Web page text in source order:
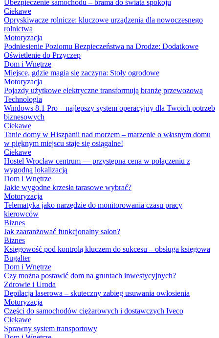
Ubezpieczenie samochodu – brama do świata spokoju
Ciekawe
Opryskiwacze rolnicze: kluczowe urządzenia dla nowoczesnego
rolnictwa
Motoryzacja
Podniesienie Poziomu Bezpieczeństwa na Drodze: Dodatkowe
Oświetlenie do Przyczep
Dom i Wnętrze
Miejsce, gdzie magia się zaczyna: Stoły ogrodowe
Motoryzacja
Pojazdy użytkowe elektryczne transformują branżę przewozową
Technologia
Windows 8.1 Pro – najlepszy system operacyjny dla Twoich potrzeb
biznesowych
Ciekawe
Tanie domy w Hiszpanii nad morzem – marzenie o własnym domu
w pięknym miejscu staje się osiągalne!
Ciekawe
Hostel Wrocław centrum — przystępna cena w połączeniu z
wygodną lokalizacją
Dom i Wnętrze
Jakie wygodne krzesła tarasowe wybrać?
Motoryzacja
Telematyka jako narzędzie do monitorowania czasu pracy
kierowców
Biznes
Jak zaaranżować funkcjonalny salon?
Biznes
Księgowość pod kontrolą kluczem do sukcesu – obsługa księgowa
Bugalter
Dom i Wnętrze
Czy można postawić dom na gruntach inwestycyjnych?
Zdrowie i Uroda
Depilacja laserowa – skuteczny zabieg usuwania owłosienia
Motoryzacja
Części do samochodów ciężarowych i dostawczych Iveco
Ciekawe
Sprawny system transportowy